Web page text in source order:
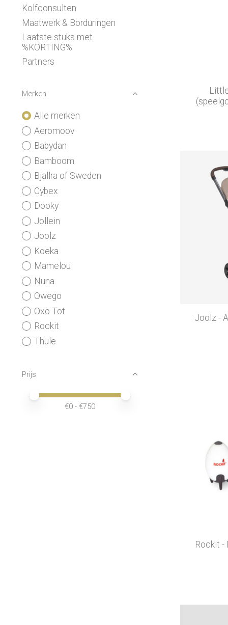
Kolfconsulten
Maatwerk & Borduringen
Laatste stuks met
%KORTING%
Partners
Merken
Alle merken
Aeromoov
Babydan
Bamboom
Bjallra of Sweden
Cybex
Dooky
Jollein
Joolz
Koeka
Mamelou
Nuna
Owego
Oxo Tot
Rockit
Thule
Prijs
Minimale prijswaarde
Price maximum value
€0 - €750
Joolz -
Rockit -